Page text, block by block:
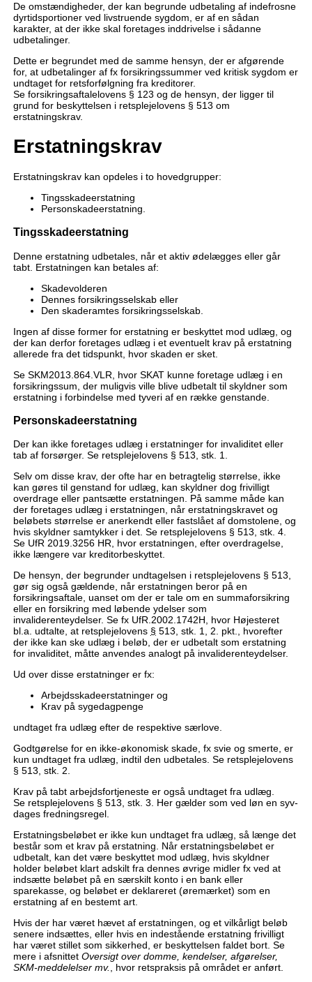
De omstændigheder, der kan begrunde udbetaling af indefrosne
dyrtidsportioner ved livstruende sygdom, er af en sådan
karakter, at der ikke skal foretages inddrivelse i sådanne
udbetalinger.
Dette er begrundet med de samme hensyn, der er afgørende
for, at udbetalinger af fx forsikringssummer ved kritisk sygdom er
undtaget for retsforfølgning fra kreditorer.
Se forsikringsaftalelovens § 123 og de hensyn, der ligger til
grund for beskyttelsen i retsplejelovens § 513 om
erstatningskrav.
Erstatningskrav
Erstatningskrav kan opdeles i to hovedgrupper:
Tingsskadeerstatning
Personskadeerstatning.
Tingsskadeerstatning
Denne erstatning udbetales, når et aktiv ødelægges eller går
tabt. Erstatningen kan betales af:
Skadevolderen
Dennes forsikringsselskab eller
Den skaderamtes forsikringsselskab.
Ingen af disse former for erstatning er beskyttet mod udlæg, og
der kan derfor foretages udlæg i et eventuelt krav på erstatning
allerede fra det tidspunkt, hvor skaden er sket.
Se SKM2013.864.VLR, hvor SKAT kunne foretage udlæg i en
forsikringssum, der muligvis ville blive udbetalt til skyldner som
erstatning i forbindelse med tyveri af en række genstande.
Personskadeerstatning
Der kan ikke foretages udlæg i erstatninger for invaliditet eller
tab af forsørger. Se retsplejelovens § 513, stk. 1.
Selv om disse krav, der ofte har en betragtelig størrelse, ikke
kan gøres til genstand for udlæg, kan skyldner dog frivilligt
overdrage eller pantsætte erstatningen. På samme måde kan
der foretages udlæg i erstatningen, når erstatningskravet og
beløbets størrelse er anerkendt eller fastslået af domstolene, og
hvis skyldner samtykker i det. Se retsplejelovens § 513, stk. 4.
Se UfR 2019.3256 HR, hvor erstatningen, efter overdragelse,
ikke længere var kreditorbeskyttet.
De hensyn, der begrunder undtagelsen i retsplejelovens § 513,
gør sig også gældende, når erstatningen beror på en
forsikringsaftale, uanset om der er tale om en summaforsikring
eller en forsikring med løbende ydelser som
invaliderenteydelser. Se fx UfR.2002.1742H, hvor Højesteret
bl.a. udtalte, at retsplejelovens § 513, stk. 1, 2. pkt., hvorefter
der ikke kan ske udlæg i beløb, der er udbetalt som erstatning
for invaliditet, måtte anvendes analogt på invaliderenteydelser.
Ud over disse erstatninger er fx:
Arbejdsskadeerstatninger og
Krav på sygedagpenge
undtaget fra udlæg efter de respektive særlove.
Godtgørelse for en ikke-økonomisk skade, fx svie og smerte, er
kun undtaget fra udlæg, indtil den udbetales. Se retsplejelovens
§ 513, stk. 2.
Krav på tabt arbejdsfortjeneste er også undtaget fra udlæg.
Se retsplejelovens § 513, stk. 3. Her gælder som ved løn en syv-
dages fredningsregel.
Erstatningsbeløbet er ikke kun undtaget fra udlæg, så længe det
består som et krav på erstatning. Når erstatningsbeløbet er
udbetalt, kan det være beskyttet mod udlæg, hvis skyldner
holder beløbet klart adskilt fra dennes øvrige midler fx ved at
indsætte beløbet på en særskilt konto i en bank eller
sparekasse, og beløbet er deklareret (øremærket) som en
erstatning af en bestemt art.
Hvis der har været hævet af erstatningen, og et vilkårligt beløb
senere indsættes, eller hvis en indestående erstatning frivilligt
har været stillet som sikkerhed, er beskyttelsen faldet bort. Se
mere i afsnittet Oversigt over domme, kendelser, afgørelser,
SKM-meddelelser mv., hvor retspraksis på området er anført.